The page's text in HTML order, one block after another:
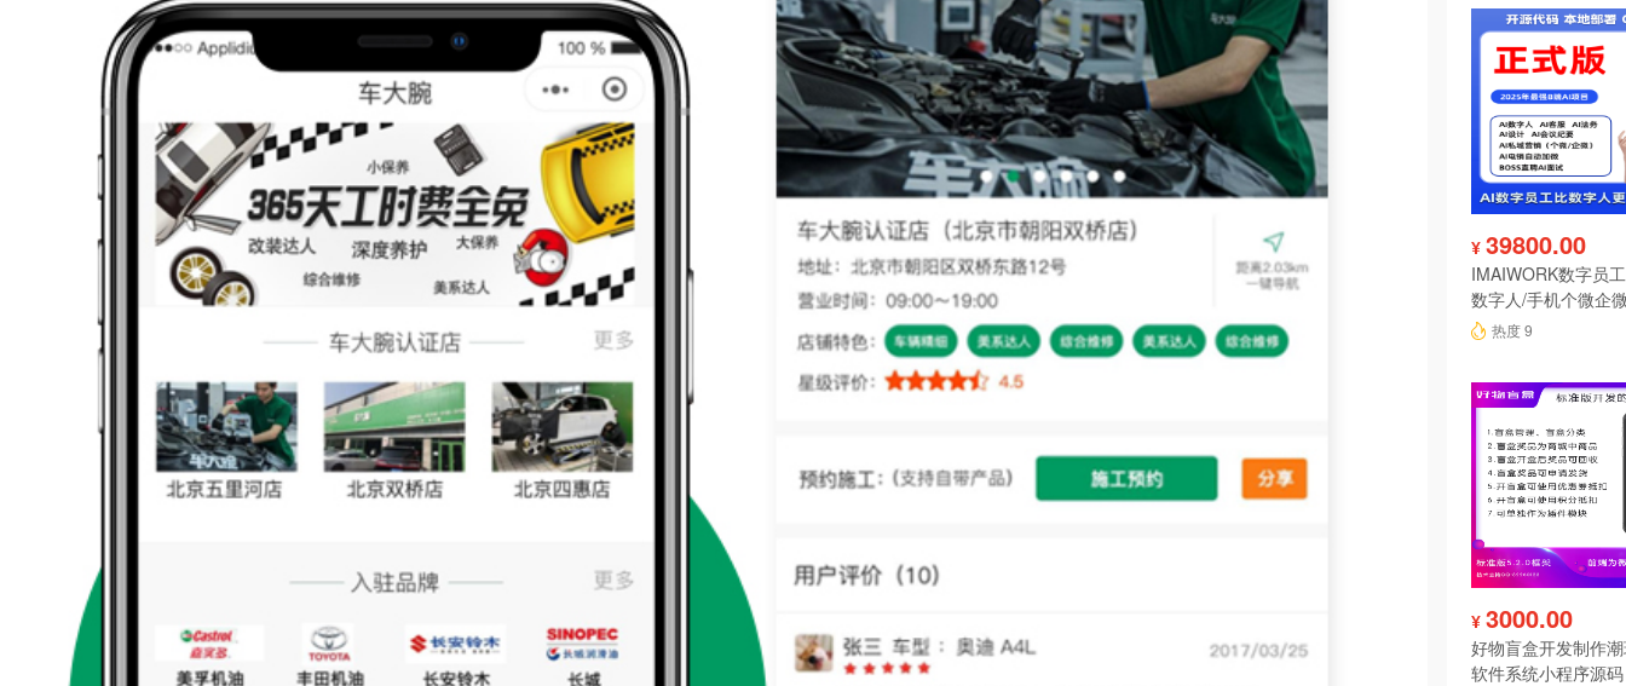
¥ 39800.00
IMAIWORK数字员
数字人/手机个微企
陪练/电销/客服/法
热度 9
¥ 3000.00
好物盲盒开发制作
软件系统小程序源码